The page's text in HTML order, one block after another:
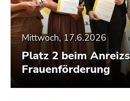
Mittwoch, 17.6.2026
Platz 2 beim
Frauenförderung